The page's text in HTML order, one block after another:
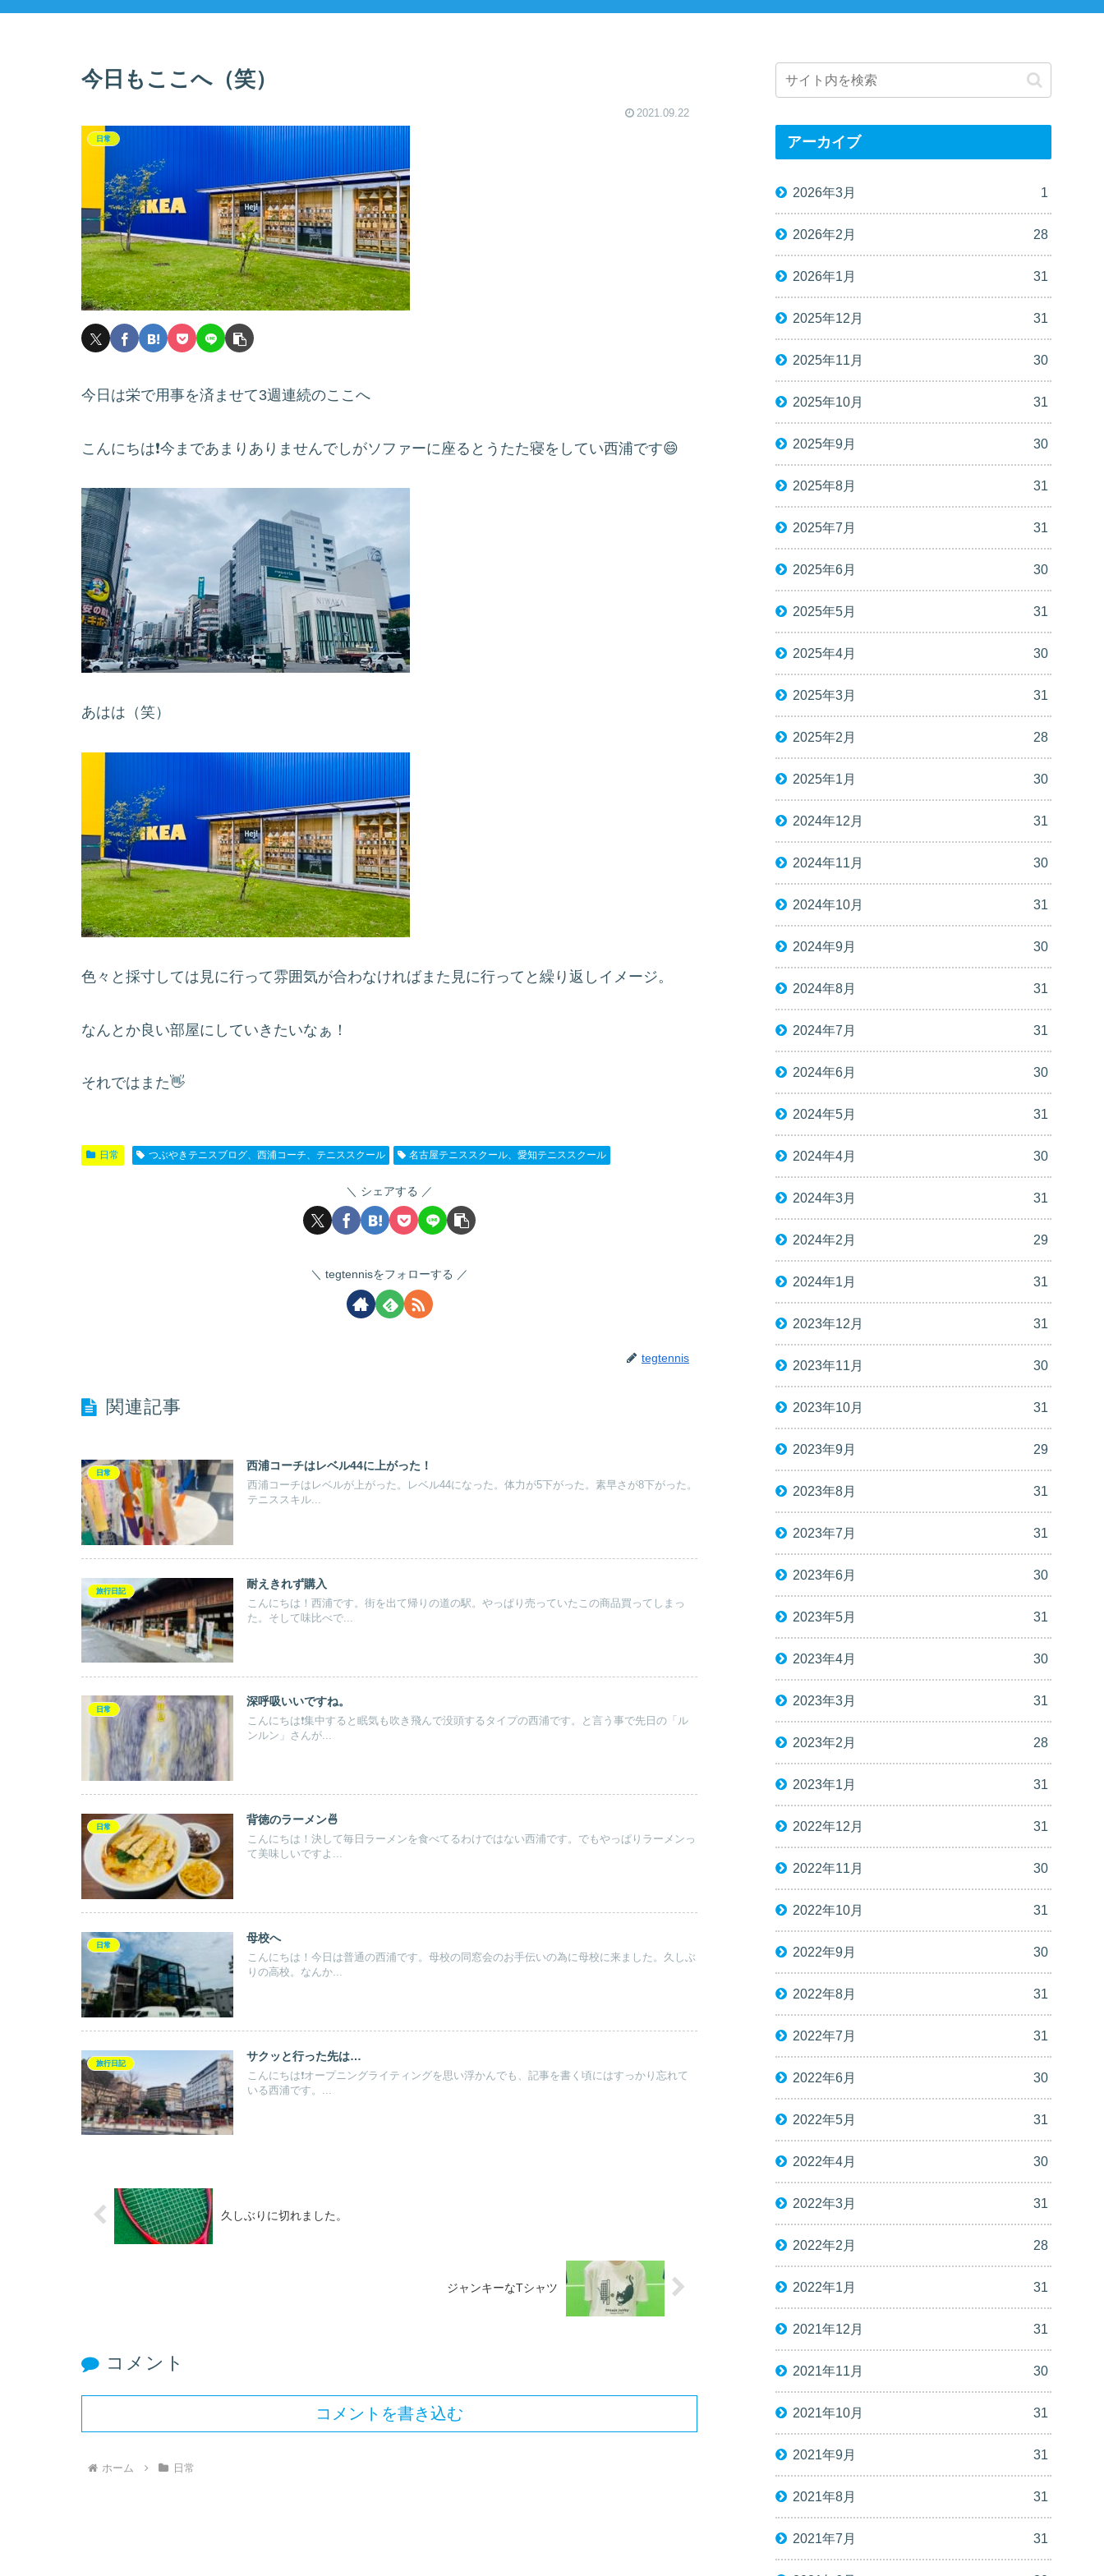
今日もここへ（笑）
2021.09.22
日常
今日は栄で用事を済ませて3週連続のここへ
こんにちは❗️今まであまりありませんでしがソファーに座るとうたた寝をしてい西浦です😄
あはは（笑）
色々と採寸しては見に行って雰囲気が合わなければまた見に行ってと繰り返しイメージ。
なんとか良い部屋にしていきたいなぁ！
それではまた👋
日常 つぶやきテニスブログ、西浦コーチ、テニススクール 名古屋テニススクール、愛知テニススクール
シェアする
tegtennisをフォローする
tegtennis
関連記事
日常
西浦コーチはレベル44に上がった！
西浦コーチはレベルが上がった。レベル44になった。体力が5下がった。素早さが8下がった。
テニススキル...
旅行日記
耐えきれず購入
こんにちは！西浦です。街を出て帰りの道の駅。やっぱり売っていたこの商品買ってしまっ
た。そして味比べで...
日常
深呼吸いいですね。
こんにちは❗️集中すると眠気も吹き飛んで没頭するタイプの西浦です。と言う事で先日の「ル
ンルン」さんが...
日常
背徳のラーメン🍜
こんにちは！決して毎日ラーメンを食べてるわけではない西浦です。でもやっぱりラーメンっ
て美味しいですよ...
日常
母校へ
こんにちは！今日は普通の西浦です。母校の同窓会のお手伝いの為に母校に来ました。久しぶ
りの高校。なんか...
旅行日記
サクッと行った先は…
こんにちは❗️オープニングライティングを思い浮かんでも、記事を書く頃にはすっかり忘れて
いる西浦です。...
久しぶりに切れました。
ジャンキーなTシャツ
コメント
コメントを書き込む
ホーム 日常
アーカイブ
2026年3月 1
2026年2月 28
2026年1月 31
2025年12月 31
2025年11月 30
2025年10月 31
2025年9月 30
2025年8月 31
2025年7月 31
2025年6月 30
2025年5月 31
2025年4月 30
2025年3月 31
2025年2月 28
2025年1月 30
2024年12月 31
2024年11月 30
2024年10月 31
2024年9月 30
2024年8月 31
2024年7月 31
2024年6月 30
2024年5月 31
2024年4月 30
2024年3月 31
2024年2月 29
2024年1月 31
2023年12月 31
2023年11月 30
2023年10月 31
2023年9月 29
2023年8月 31
2023年7月 31
2023年6月 30
2023年5月 31
2023年4月 30
2023年3月 31
2023年2月 28
2023年1月 31
2022年12月 31
2022年11月 30
2022年10月 31
2022年9月 30
2022年8月 31
2022年7月 31
2022年6月 30
2022年5月 31
2022年4月 30
2022年3月 31
2022年2月 28
2022年1月 31
2021年12月 31
2021年11月 30
2021年10月 31
2021年9月 31
2021年8月 31
2021年7月 31